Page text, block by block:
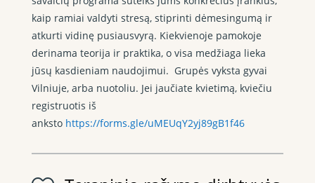
kaip ramiai valdyti stresą, stiprinti dėmesingumą ir
atkurti vidinę pusiausvyrą. Kiekvienoje pamokoje
derinama teorija ir praktika, o visa medžiaga lieka
jūsų kasdieniam naudojimui. Grupės vyksta gyvai
Vilniuje, arba nuotoliu. Jei jaučiate kvietimą, kviečiu
registruotis iš
anksto https://forms.gle/uMEUqY2yj89gB1f46